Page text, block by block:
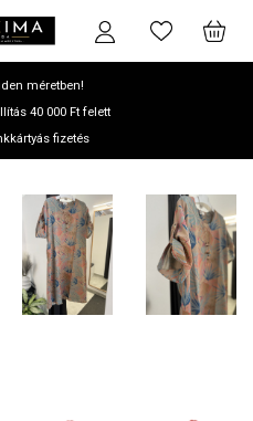
méretben!
40 000 Ft felett
fizetés